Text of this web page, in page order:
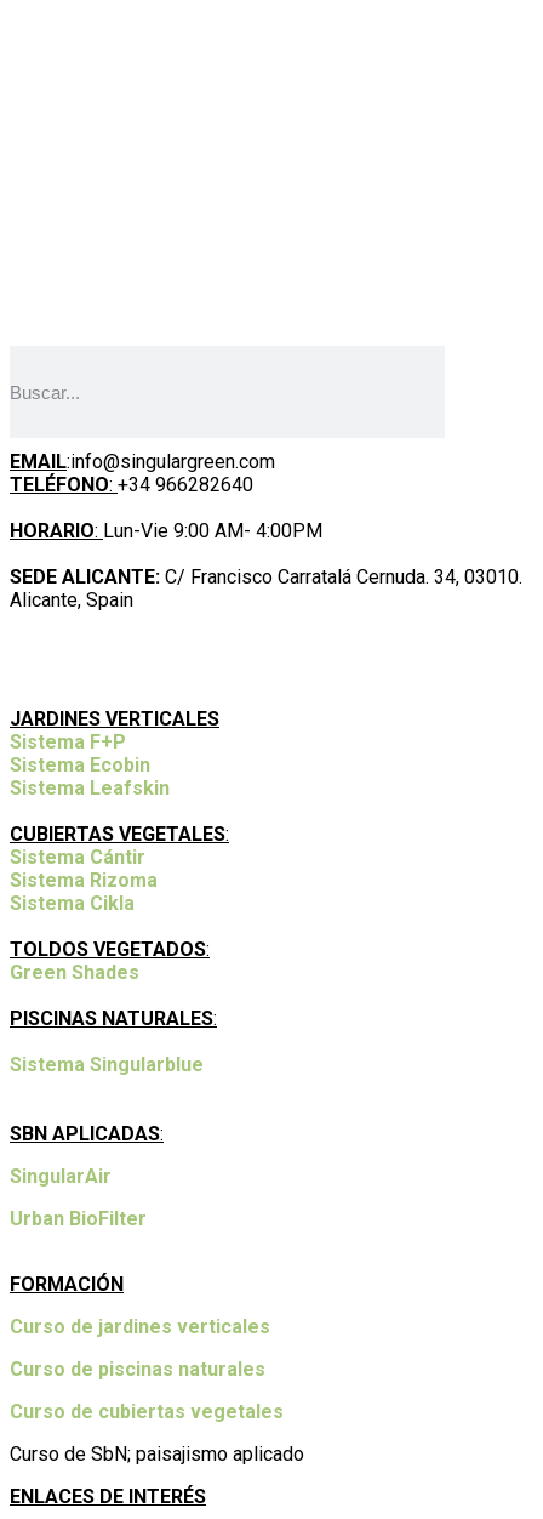
EMAIL:info@singulargreen.com
TELÉFONO: +34 966282640
HORARIO: Lun-Vie 9:00 AM- 4:00PM
SEDE ALICANTE: C/ Francisco Carratalá Cernuda. 34, 03010.
Alicante, Spain
JARDINES VERTICALES
Sistema F+P
Sistema Ecobin
Sistema Leafskin
CUBIERTAS VEGETALES:
Sistema Cántir
Sistema Rizoma
Sistema Cikla
TOLDOS VEGETADOS:
Green Shades
PISCINAS NATURALES:
Sistema Singularblue
SBN APLICADAS:
SingularAir
Urban BioFilter
FORMACIÓN
Curso de jardines verticales
Curso de piscinas naturales
Curso de cubiertas vegetales
Curso de SbN; paisajismo aplicado
ENLACES DE INTERÉS